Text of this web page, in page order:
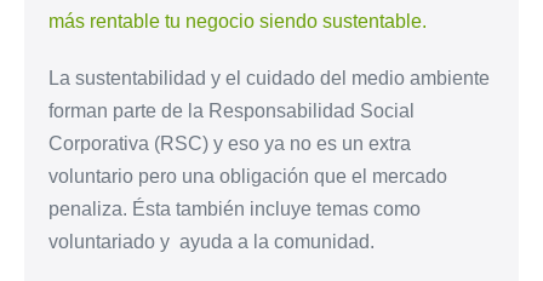
más rentable tu negocio siendo sustentable.
La sustentabilidad y el cuidado del medio ambiente
forman parte de la Responsabilidad Social
Corporativa (RSC) y eso ya no es un extra
voluntario pero una obligación que el mercado
penaliza. Ésta también incluye temas como
voluntariado y ayuda a la comunidad.